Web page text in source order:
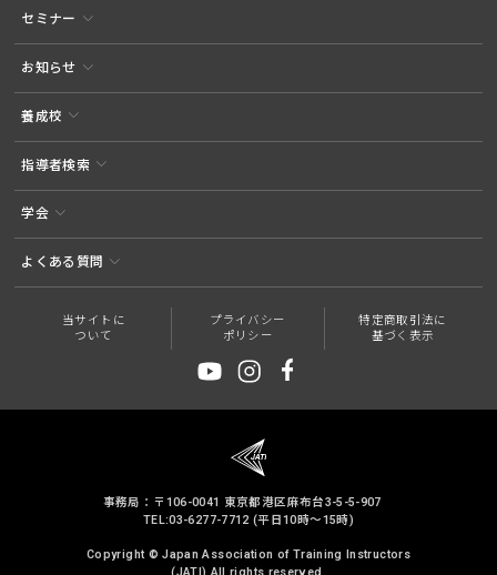
セミナー
お知らせ
養成校
指導者検索
学会
よくある質問
当サイトに
ついて
プライバシー
ポリシー
特定商取引法に
基づく表示
事務局：〒106-0041 東京都港区麻布台3-5-5-907
TEL:03-6277-7712 (平日10時～15時)
Copyright © Japan Association of Training Instructors